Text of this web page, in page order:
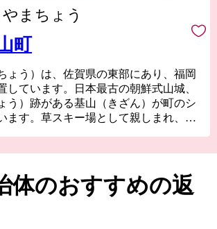
まちょう
町
ょう）は、佐賀県の東部にあり、福岡
しています。日本最古の朝鮮式山城、
う）跡がある基山（きざん）が町のシ
ます。草スキー場として親しまれ、山
道３号線、JR鹿児島本線、甘木鉄道な
りやすく、九州全域どこからでも便利
です。ふるさと納税の返礼品も「純米
体のおすすめの返